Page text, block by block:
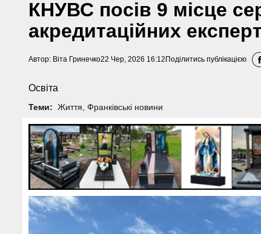
КНУВС посів 9 місце
акредитаційних
Автор: Віта Гринечко22 Чер, 2026 16:12 Поділитись публікацією
Освіта
Теми: Життя Франківські новини